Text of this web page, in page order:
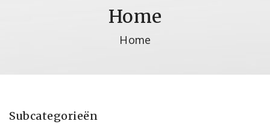
Home
Home
Subcategorieën